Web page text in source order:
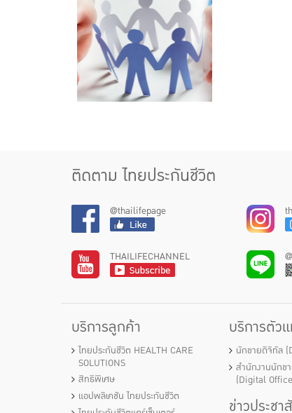
ติดตาม ไทยประกันชีวิต
@thailifepage
THAILIFECHANNEL
บริการลูกค้า
ไทยประกันชีวิต HEALTH CARE
SOLUTIONS
สิทธิพิเศษ
แอปพลิเคชัน ไทยประกันชีวิต
บริการตัว
นักขายดิจิทัล
สำนักงานนักข
(Digital
ข่าวประช